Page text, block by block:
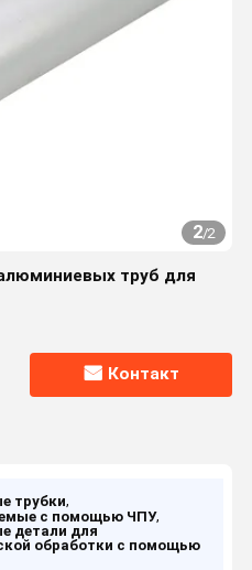
2/2
труб для
Контакт
трубки,
с помощью ЧПУ,
детали для
обработки с помощью